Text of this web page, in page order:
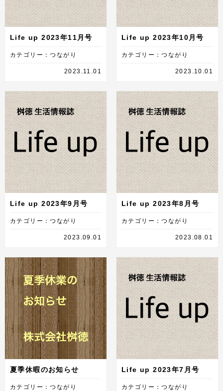
Life up 2023年11月号
カテゴリー：つながり
2023.11.01
Life up 2023年10月号
カテゴリー：つながり
2023.10.01
Life up 2023年9月号
カテゴリー：つながり
2023.09.01
Life up 2023年8月号
カテゴリー：つながり
2023.08.01
夏季休暇のお知らせ
カテゴリー：つながり
Life up 2023年7月号
カテゴリー：つながり